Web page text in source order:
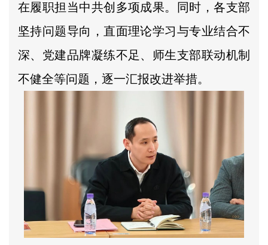
在履职担当中共创多项成果。同时，各支部
坚持问题导向，直面理论学习与专业结合不
深、党建品牌凝练不足、师生支部联动机制
不健全等问题，逐一汇报改进举措。